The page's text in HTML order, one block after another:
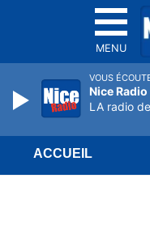
MENU
ACCUEIL
VOUS
Nice Radio
LA radio